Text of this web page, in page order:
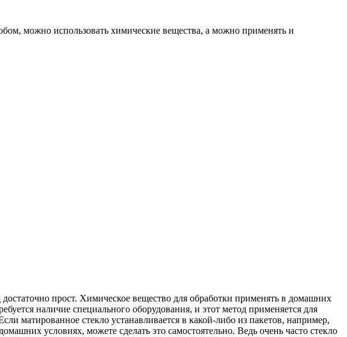
можно использовать химические вещества, а можно применять и
прост. Химическое вещество для обработки применять в домашних
наличие специального оборудования, и этот метод применяется для
матированное стекло устанавливается в какой-либо из пакетов, например,
условиях, можете сделать это самостоятельно. Ведь очень часто стекло